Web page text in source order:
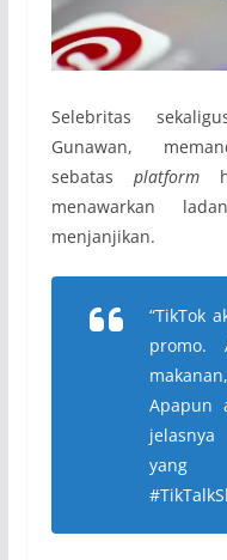
Selebritas
Gunawan,
sebatas platform
menawarkan
menjanjikan.
“TikTok
promo.
Apapun
yang